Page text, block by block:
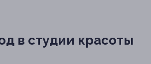
в студии красоты